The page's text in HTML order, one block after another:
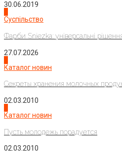
30.06.2019
Суспільство
Фарби Sniezka: універсальні рішення
27.07.2026
Каталог новин
Секреты хранения молочных
02.03.2010
Каталог новин
Пусть молодежь порадуется
02.03.2010